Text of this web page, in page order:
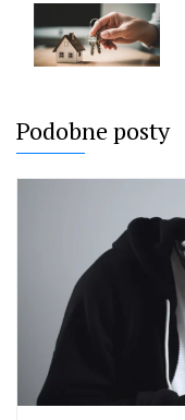
Podobne posty